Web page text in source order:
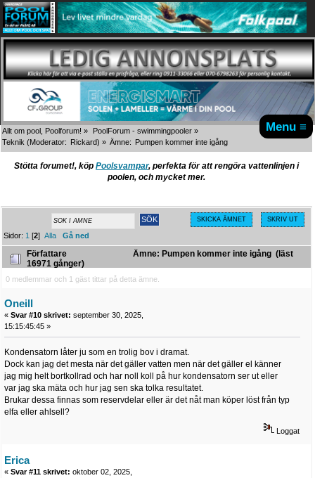
Menu ≡
Allt om pool, Poolforum! » PoolForum - swimmingpooler »
Teknik (Moderator: Rickard) » Ämne: Pumpen kommer inte igång
Stötta forumet!, köp Poolsvampar, perfekta för att rengöra vattenlinjen i
poolen, och mycket mer.
SKICKA ÄMNET SKRIV UT
Sidor: 1 [2]Alla Gå ned
Författare
Ämne: Pumpen kommer inte igång (läst
16971 gånger)
0 medlemmar och 1 gäst tittar på detta ämne.
Oneill
« Svar #10 skrivet: september 30, 2025,
15:15:45:45 »
Kondensatorn låter ju som en trolig bov i dramat.
Dock kan jag det mesta när det gäller vatten men när det gäller el känner
jag mig helt bortkollrad och har noll koll på hur kondensatorn ser ut eller
var jag ska mäta och hur jag sen ska tolka resultatet.
Brukar dessa finnas som reservdelar eller är det nåt man köper löst från typ
elfa eller ahlsell?
Loggat
Erica
« Svar #11 skrivet: oktober 02, 2025,